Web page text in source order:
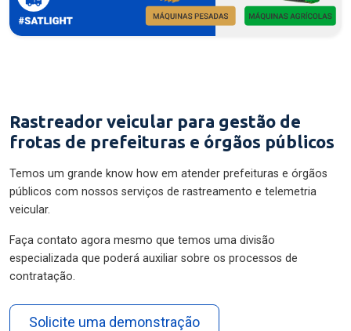
Rastreador veicular para gestão de
frotas de prefeituras e órgãos públicos
Temos um grande know how em atender prefeituras e órgãos
públicos com nossos serviços de rastreamento e telemetria
veicular.
Faça contato agora mesmo que temos uma divisão
especializada que poderá auxiliar sobre os processos de
contratação.
Solicite uma demonstração